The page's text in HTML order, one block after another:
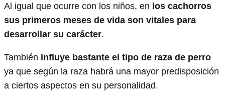
Al igual que ocurre con los niños, en los cachorros
sus primeros meses de vida son vitales para
desarrollar su carácter.
También influye bastante el tipo de raza de perro
ya que según la raza habrá una mayor predisposición
a ciertos aspectos en su personalidad.